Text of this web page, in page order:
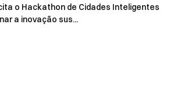
o Hackathon de Cidades Inteligentes
a inovação sus...